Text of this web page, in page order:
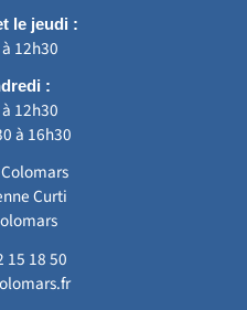
le jeudi :
12h30
:
12h30
à 16h30
Curti
15 18 50